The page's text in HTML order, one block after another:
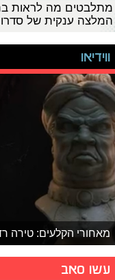
מתלבטים מה לראות
המלצה ענקית של
ווידיאו
מאחורי הקלעים: טירה
עשו סאב